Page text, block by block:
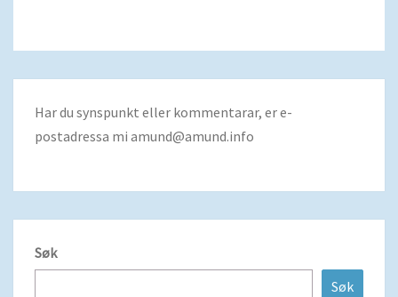
Har du synspunkt eller kommentarar, er e-
postadressa mi amund@amund.info
Søk
Søk